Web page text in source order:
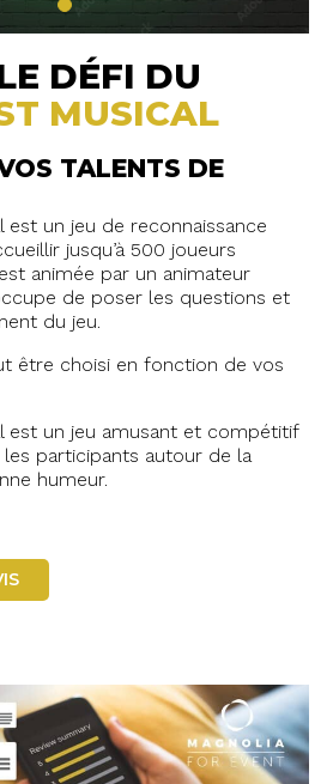
DÉFI DU
MUSICAL
TALENTS DE
un jeu de reconnaissance
jusqu’à 500 joueurs
animée par un animateur
de poser les questions et
du jeu.
être choisi en fonction de vos
est un jeu amusant et compétitif
participants autour de la
humeur.